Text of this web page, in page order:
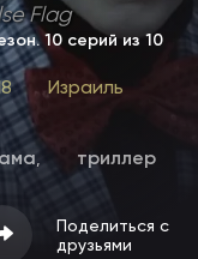
Flag
. 10 серий из 10
Израиль
, триллер
Поделиться с
друзьями